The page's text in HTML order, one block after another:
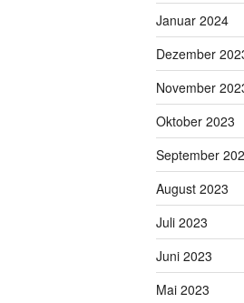
Januar 2024
Dezember
November
Oktober 2023
September
August 2023
Juli 2023
Juni 2023
Mai 2023